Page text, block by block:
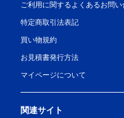
ご利用に関するよくあるお問い
特定商取引法表記
買い物規約
お見積書発行方法
マイページについて
関連サイト